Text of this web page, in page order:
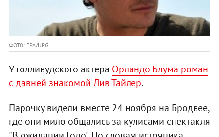
ФОТО: EPA/UPG
У голливудского актера Орландо Блума роман
с давней знакомой Лив Тайлер.
Парочку видели вместе 24 ноября на Бродвее,
где они мило общались за кулисами спектакля